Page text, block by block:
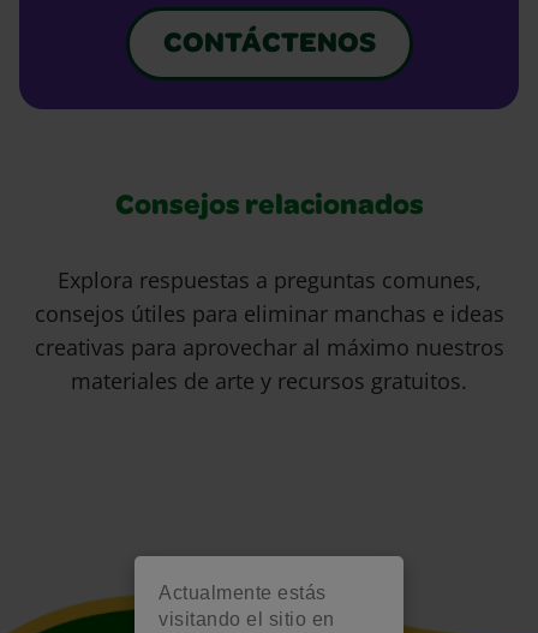
Actualmente estás
visitando el sitio en
CONTÁCTENOS
Consejos relacionados
Explora respuestas a preguntas comunes,
consejos útiles para eliminar manchas e ideas
creativas para aprovechar al máximo nuestros
materiales de arte y recursos gratuitos.